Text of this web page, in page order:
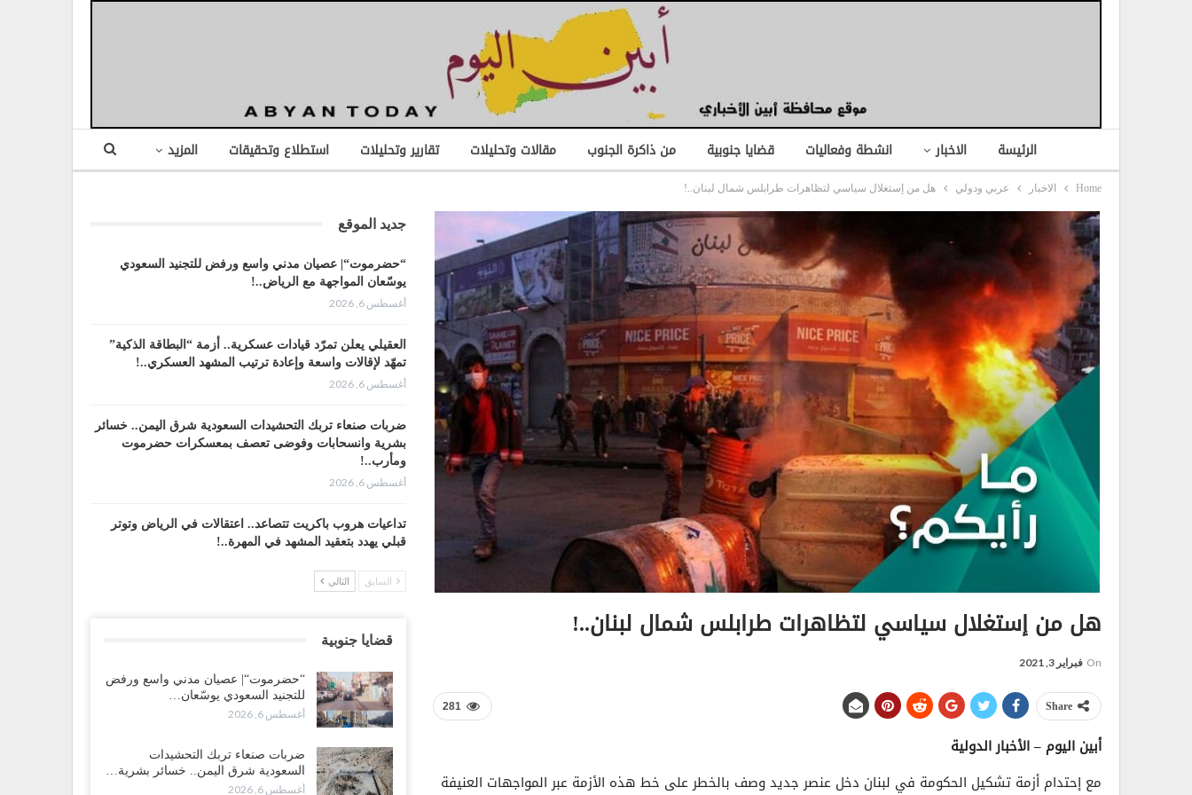
الرئيسة الاخبار انشطة وفعاليات قضايا جنوبية من ذاكرة الجنوب مقالات وتحليلات تقارير وتحليلات استطلاع وتحقيقات المزيد
Home الاخبار عربي ودولي هل من إستغلال سياسي لتظاهرات طرابلس شمال لبنان..!
هل من إستغلال سياسي لتظاهرات طرابلس شمال لبنان..!
On فبراير 3, 2021
281 Share
أبين اليوم – الأخبار الدولية
مع إحتدام أزمة تشكيل الحكومة في لبنان دخل عنصر جديد وصف بالخطر على خط هذه الأزمة عبر المواجهات العنيفة
جديد الموقع
“حضرموت“| عصيان مدني واسع ورفض للتجنيد السعودي
يوسّعان المواجهة مع الرياض..!
أغسطس 6, 2026
العقيلي يعلن تمرّد قيادات عسكرية.. أزمة “البطاقة الذكية”
تمهّد لإقالات واسعة وإعادة ترتيب المشهد العسكري..!
أغسطس 6, 2026
ضربات صنعاء تربك التحشيدات السعودية شرق اليمن.. خسائر
بشرية وانسحابات وفوضى تعصف بمعسكرات حضرموت
ومأرب..!
أغسطس 6, 2026
تداعيات هروب باكريت تتصاعد.. اعتقالات في الرياض وتوتر
قبلي يهدد بتعقيد المشهد في المهرة..!
أغسطس 6, 2026
“حضرموت“| الانتقالي يرفع التصعيد بالعصيان المدني.. ورسالة
تحدٍ للسعودية بشأن النفط..!
أغسطس 6, 2026
“تقرير“| عرب جورنال: استقالة مدير مكتب العليمي.. هل
دخلت سلطة الرئاسي مرحلة التفكك المؤسسي..!
السابق التالي
قضايا جنوبية
“حضرموت“| عصيان مدني واسع ورفض
للتجنيد السعودي يوسّعان…
أغسطس 6, 2026
ضربات صنعاء تربك التحشيدات
السعودية شرق اليمن.. خسائر بشرية…
أغسطس 6, 2026